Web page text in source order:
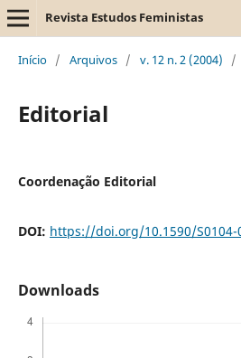
Revista Estudos Feministas
Início / Arquivos / v. 12 n. 2 (2004) /
Editorial
Coordenação Editorial
DOI: https://doi.org/10.1590/S0104-
Downloads